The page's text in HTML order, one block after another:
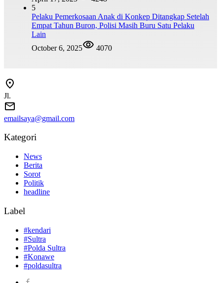
5
Pelaku Pemerkosaan Anak di Konkep Ditangkap Setelah
Empat Tahun Buron, Polisi Masih Buru Satu Pelaku
Lain
October 6, 2025
4070
Jl.
emailsaya@gmail.com
Kategori
News
Berita
Sorot
Politik
headline
Label
#kendari
#Sultra
#Polda Sultra
#Konawe
#poldasultra